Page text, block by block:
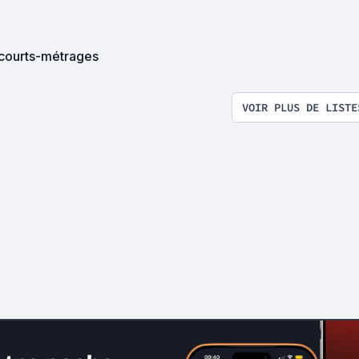
métrages
VOIR PLUS DE